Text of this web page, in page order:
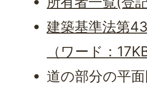
建築基準法第
（ワード：17KB
道の部分の平